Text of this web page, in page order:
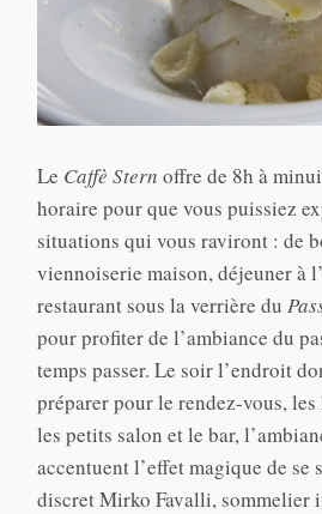
Le Caffè Stern offre de 8h à
horaire pour que vous puissiez
situations qui vous raviront : de
viennoiserie maison, déjeuner à
restaurant sous la verrière du
pour profiter de l’ambiance du
temps passer. Le soir l’endroit
préparer pour le rendez-vous,
les petits salon et le bar,
accentuent l’effet magique de se
discret Mirko Favalli, sommelier